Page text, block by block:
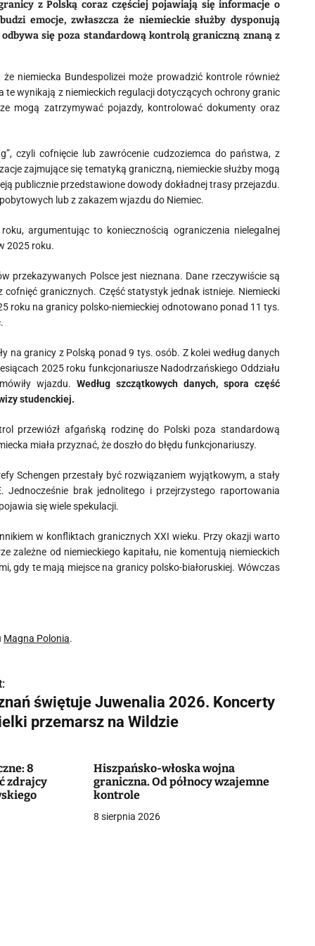
z Polską coraz częściej pojawiają się informacje o
emocje, zwłaszcza że niemieckie służby dysponują
się poza standardową kontrolą graniczną znaną z
że niemiecka Bundespolizei może prowadzić kontrole również
wynikają z niemieckich regulacji dotyczących ochrony granic
mogą zatrzymywać pojazdy, kontrolować dokumenty oraz
czyli cofnięcie lub zawrócenie cudzoziemca do państwa, z
zajmujące się tematyką graniczną, niemieckie służby mogą
publicznie przedstawione dowody dokładnej trasy przejazdu.
lub z zakazem wjazdu do Niemiec.
argumentując to koniecznością ograniczenia nielegalnej
2025 roku.
przekazywanych Polsce jest nieznana. Dane rzeczywiście są
granicznych. Część statystyk jednak istnieje. Niemiecki
roku na granicy polsko-niemieckiej odnotowano ponad 11 tys.
na granicy z Polską ponad 9 tys. osób. Z kolei według danych
2025 roku funkcjonariusze Nadodrzańskiego Oddziału
wjazdu.Według szczątkowych danych, spora część
studenckiej.
przewiózł afgańską rodzinę do Polski poza standardową
miała przyznać, że doszło do błędu funkcjonariuszy.
Schengen przestały być rozwiązaniem wyjątkowym, a stały
Jednocześnie brak jednolitego i przejrzystego raportowania
się wiele spekulacji.
w konfliktach granicznych XXI wieku. Przy okazji warto
zależne od niemieckiego kapitału, nie komentują niemieckich
gdy te mają miejsce na granicy polsko-białoruskiej. Wówczas
Magna Polonia.
świętuje Juwenalia 2026. Koncerty
przemarsz na Wildzie
8
zdrajcy
Hiszpańsko-włoska wojna
graniczna. Od północy wzajemne
kontrole
8 sierpnia 2026